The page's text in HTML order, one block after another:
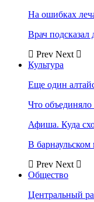
На ошибках
Врач
Prev Next
Культура
Еще один
Что
Афиша. Куда
В барнаульском
Prev Next
Общество
Центральный